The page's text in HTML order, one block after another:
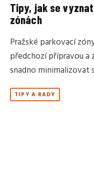
Tipy, jak se
zónách
Pražské parkovací
předchozí přípravou
snadno minimalizovat
TIPY A RADY